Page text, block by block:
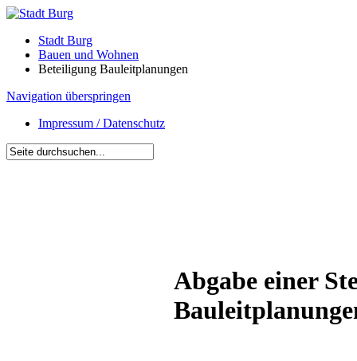
Stadt Burg
Bauen und Wohnen
Beteiligung Bauleitplanungen
Navigation überspringen
Impressum / Datenschutz
Abgabe einer